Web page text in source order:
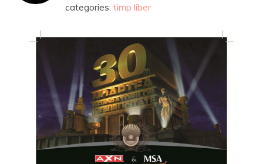
categories: timp liber